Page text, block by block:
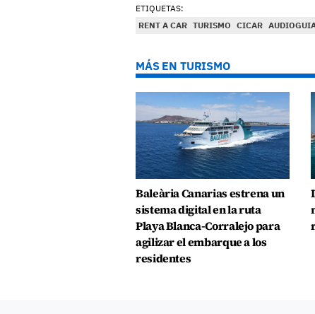
ETIQUETAS:
RENT A CAR TURISMO CICAR
MÁS EN TURISMO
Baleària Canarias estrena un
sistema digital en la ruta
Playa Blanca-Corralejo para
agilizar el embarque a los
residentes